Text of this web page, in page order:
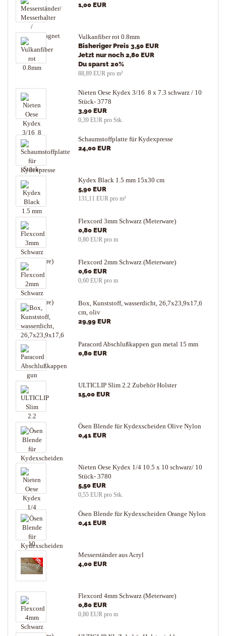
1,00 EUR
Vulkanfiber rot 0.8mm
Bisheriger Preis 3,50 EUR
Jetzt nur noch 2,80 EUR
Du sparst 20%
88,89 EUR pro m²
Nieten Oese Kydex 3/16 8 x 7.3 schwarz / 10
Stück- 3778
3,90 EUR
0,39 EUR pro Stk.
Schaumstoffplatte für Kydexpresse
24,00 EUR
Kydex Black 1.5 mm 15x30 cm
5,90 EUR
131,11 EUR pro m²
Flexcord 3mm Schwarz (Meterware)
0,80 EUR
0,80 EUR pro m
Flexcord 2mm Schwarz (Meterware)
0,60 EUR
0,60 EUR pro m
Box, Kunststoff, wasserdicht, 26,7x23,9x17,6
cm, oliv
29,99 EUR
Paracord Abschlußkappen gun metal 15 mm
0,80 EUR
ULTICLIP Slim 2.2 Zubehör Holster
15,00 EUR
Ösen Blende für Kydexscheiden Olive Nylon
0,41 EUR
Nieten Oese Kydex 1/4 10.5 x 10 schwarz/ 10
Stück- 3780
5,50 EUR
0,55 EUR pro Stk.
Ösen Blende für Kydexscheiden Orange Nylon
0,41 EUR
Messerständer aus Acryl
4,00 EUR
Flexcord 4mm Schwarz (Meterware)
0,80 EUR
0,80 EUR pro m